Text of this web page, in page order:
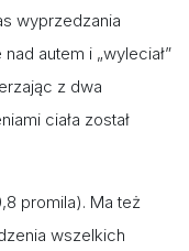
wyprzedzania
autem i „wyleciał”
z dwa
ciała został
promila). Ma też
wszelkich